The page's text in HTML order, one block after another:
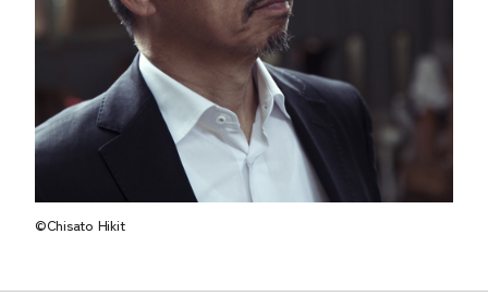
©Chisato Hikit